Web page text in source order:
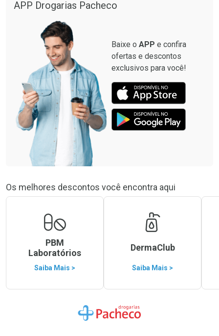
APP Drogarias Pacheco
Baixe o APP e confira
ofertas e descontos
exclusivos para você!
Os melhores descontos você encontra aqui
PBM
Laboratórios
Saiba Mais >
DermaClub
Saiba Mais >
Ir para a Home